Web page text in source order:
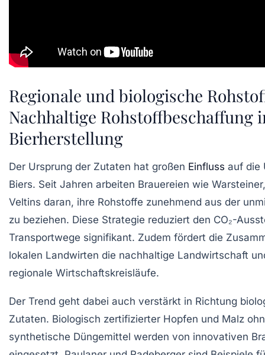
Regionale und biologische
Nachhaltige Rohstoffbeschaffung
Bierherstellung
Der Ursprung der Zutaten hat großen Einfluss auf die
Biers. Seit Jahren arbeiten Brauereien wie
Veltins daran, ihre Rohstoffe zunehmend aus der
zu beziehen. Diese Strategie reduziert den CO₂-
Transportwege signifikant. Zudem fördert die
lokalen Landwirten die nachhaltige Landwirtschaft
regionale Wirtschaftskreisläufe.
Der Trend geht dabei auch verstärkt in Richtung
Zutaten. Biologisch zertifizierter Hopfen und Malz
synthetische Düngemittel werden von innovativen